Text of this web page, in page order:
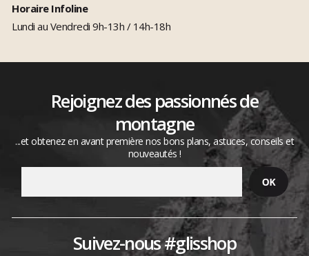
Horaire Infoline
Lundi au Vendredi 9h-13h / 14h-18h
Rejoignez des passionnés de
montagne
...et obtenez en avant première nos bons plans, astuces, conseils et
nouveautés !
Suivez-nous #glisshop